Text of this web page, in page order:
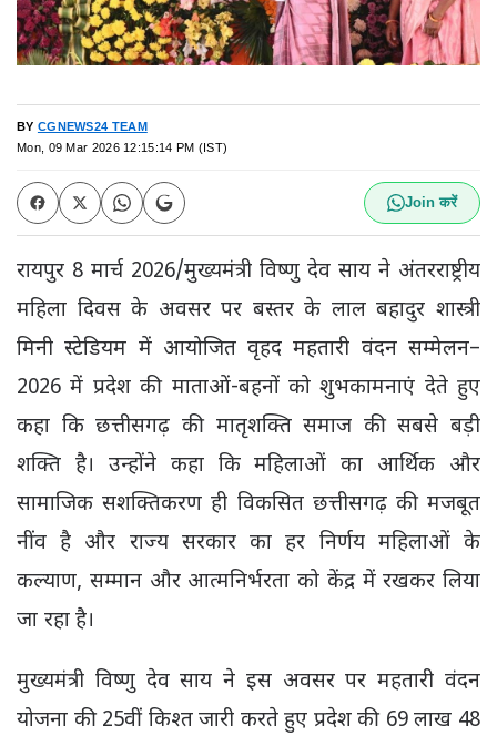
BY CGNEWS24 TEAM
Mon, 09 Mar 2026 12:15:14 PM (IST)
Join करें
रायपुर 8 मार्च 2026/मुख्यमंत्री विष्णु देव साय ने अंतरराष्ट्रीय
महिला दिवस के अवसर पर बस्तर के लाल बहादुर शास्त्री
मिनी स्टेडियम में आयोजित वृहद महतारी वंदन सम्मेलन–
2026 में प्रदेश की माताओं-बहनों को शुभकामनाएं देते हुए
कहा कि छत्तीसगढ़ की मातृशक्ति समाज की सबसे बड़ी
शक्ति है। उन्होंने कहा कि महिलाओं का आर्थिक और
सामाजिक सशक्तिकरण ही विकसित छत्तीसगढ़ की मजबूत
नींव है और राज्य सरकार का हर निर्णय महिलाओं के
कल्याण, सम्मान और आत्मनिर्भरता को केंद्र में रखकर लिया
जा रहा है।
मुख्यमंत्री विष्णु देव साय ने इस अवसर पर महतारी वंदन
योजना की 25वीं किश्त जारी करते हुए प्रदेश की 69 लाख 48